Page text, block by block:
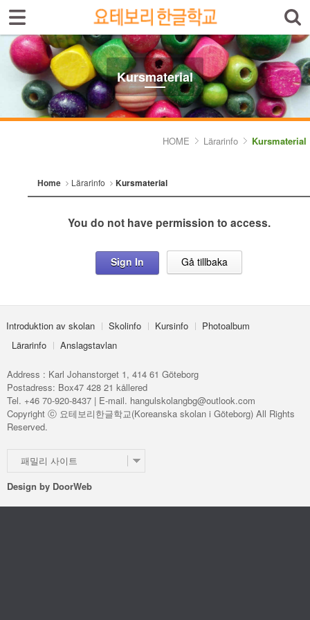
Kursmaterial
HOME Lärarinfo Kursmaterial
Home Lärarinfo Kursmaterial
You do not have permission to access.
Sign In Gå tillbaka
Introduktion av skolan Skolinfo Kursinfo
Photoalbum
Lärarinfo
Anslagstavlan
Address : Karl Johanstorget 1, 414 61 Göteborg
Postadress: Box47 428 21 kållered
Tel. +46 70-920-8437 | E-mail. hangulskolangbg@outlook.com
Copyright ⓒ 요테보리한글학교(Koreanska skolan i Göteborg) All Rights
Reserved.
패밀리 사이트
Design by DoorWeb
Sign In Sign Up
Select language
Introduktion av skolan
Skolinfo
Lärarinfo